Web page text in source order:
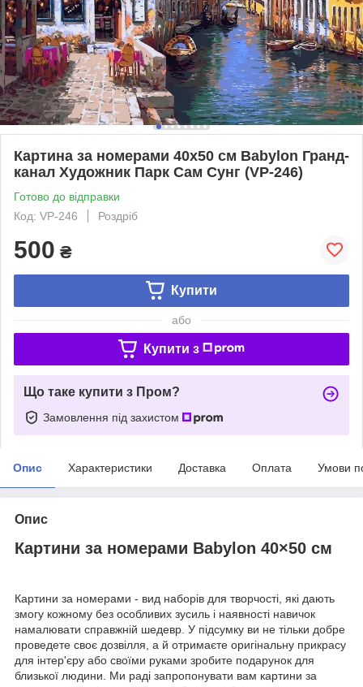
Картина за номерами 40х50 см Babylon Гранд-
канал Художник Парк Сам Сунг (VP-246)
Готово до відправки
Код: VP-246
Роздріб
500 ₴
Купити
або
Купити з
Що таке купити з Пром?
Замовлення під захистом
Опис Характеристики Доставка Оплата Умови
Опис
Картини за номерами Babylon 40×50 см
Картини за номерами - вид наборів для творчості, які дають
змогу кожному без особливих зусиль і наявності навичок
намалювати справжній шедевр. У підсумку ви не тільки добре
проведете своє дозвілля, а й отримаєте оригінальну прикрасу
для інтер'єру або своїми руками зробите подарунок для
близької людини. Ми раді запропонувати вам картини за